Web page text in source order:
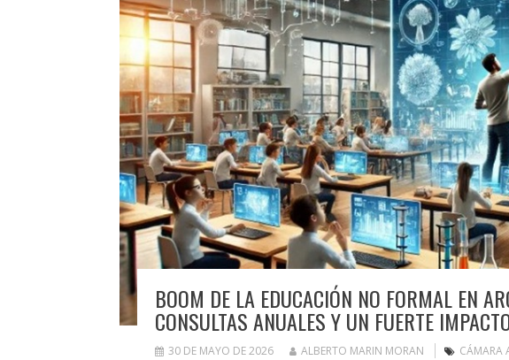
BOOM DE LA EDUCACIÓN NO FORMAL EN
CONSULTAS ANUALES Y UN FUERTE
30 DE MAYO DE 2026 ALBERTO MARIN MORAN
CÁMARA